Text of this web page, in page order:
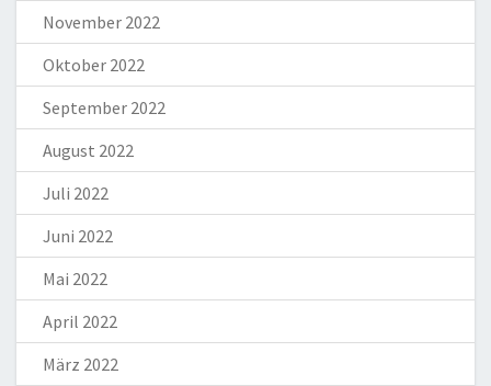
November 2022
Oktober 2022
September 2022
August 2022
Juli 2022
Juni 2022
Mai 2022
April 2022
März 2022